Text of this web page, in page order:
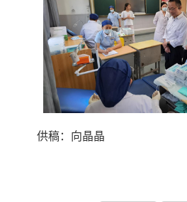
供稿：向晶晶